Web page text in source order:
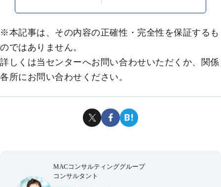
※本記事は、その内容の正確性・完全性を保証するも
のではありません。
詳しくは当センターへお問い合わせいただくか、関係
各所にお問い合わせください。
MACコンサルティンググループ
コンサルタント